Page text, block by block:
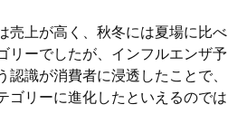
売上が高く、秋冬には夏場に比べ
リーでしたが、インフルエンザ予
認識が消費者に浸透したことで、
ゴリーに進化したといえるのでは